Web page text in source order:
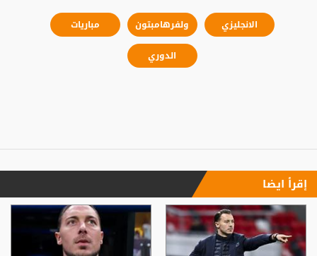
الانجليزي ولفرهامبتون
مباريات
الدوري
إقرأ ايضا